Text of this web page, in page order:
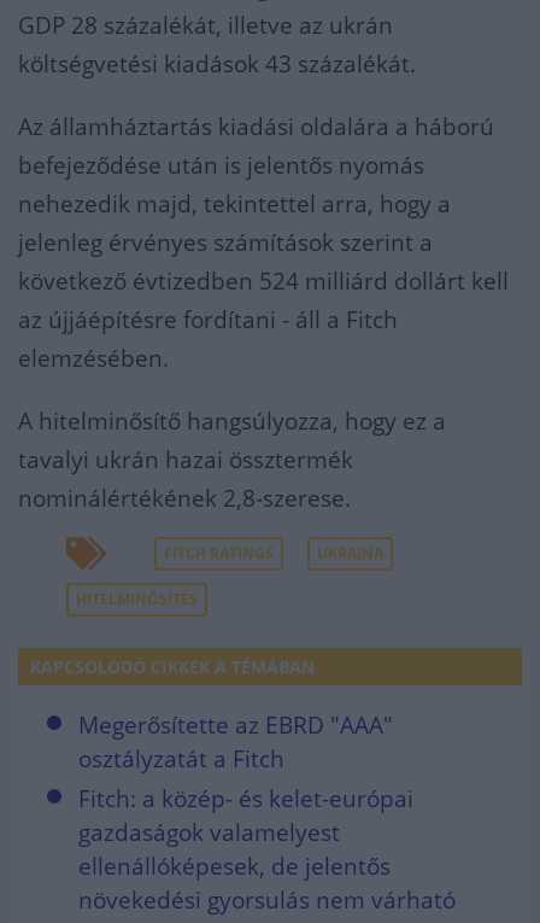
GDP 28 százalékát, illetve az ukrán
költségvetési kiadások 43 százalékát.
Az államháztartás kiadási oldalára a háború
befejeződése után is jelentős nyomás
nehezedik majd, tekintettel arra, hogy a
jelenleg érvényes számítások szerint a
következő évtizedben 524 milliárd dollárt kell
az újjáépítésre fordítani - áll a Fitch
elemzésében.
A hitelminősítő hangsúlyozza, hogy ez a
tavalyi ukrán hazai össztermék
nominálértékének 2,8-szerese.
FITCH RATINGS UKRAJNA
HITELMINŐSÍTÉS
KAPCSOLÓDÓ CIKKEK A TÉMÁBAN
Megerősítette az EBRD "AAA"
osztályzatát a Fitch
Fitch: a közép- és kelet-európai
gazdaságok valamelyest
ellenállóképesek, de jelentős
növekedési gyorsulás nem várható